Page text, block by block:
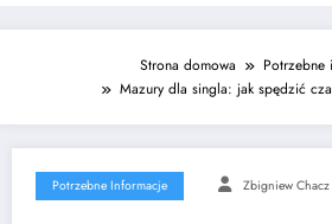
Strona domowa
Potrzebne
Mazury dla singla: jak spędzić
Potrzebne Informacje Zbigniew Chacz